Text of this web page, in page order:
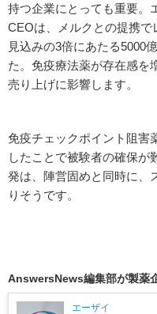
持つ企業にとっても重要。
CEOは、メルクとの提携
見込みの3倍にあたる5000
た。免疫療法薬が存在感を
売り上げに影響します。
免疫チェックポイント阻害
したことで被験者の確保が
発は、陣営固めと同時に、
りそうです。
AnswersNews編集部が製薬
エーザイ